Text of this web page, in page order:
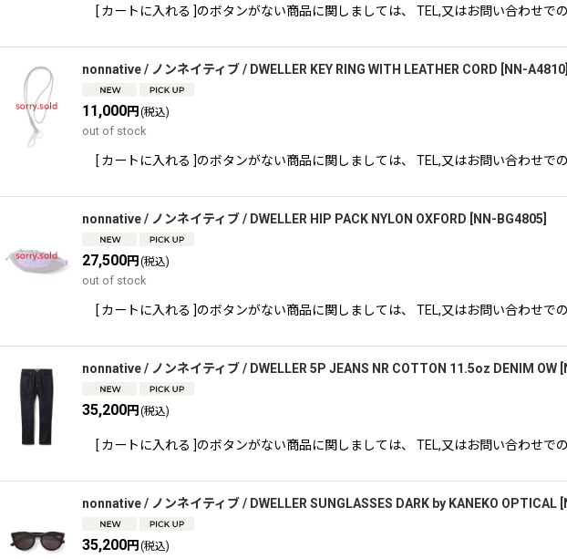
[ カートに入れる ]のボタンがない商品に関しましては、 TEL,又はお問い合わせで
nonnative / ノンネイティブ / DWELLER KEY RING WITH LEATHER CORD NN-A4810
11,000円 (税込)
out of stock
[ カートに入れる ]のボタンがない商品に関しましては、 TEL,又はお問い合わせで
nonnative / ノンネイティブ / DWELLER HIP PACK NYLON OXFORD NN-BG4805
27,500円 (税込)
out of stock
[ カートに入れる ]のボタンがない商品に関しましては、 TEL,又はお問い合わせで
nonnative / ノンネイティブ / DWELLER 5P JEANS NR COTTON 11.5oz DENIM OW
35,200円 (税込)
[ カートに入れる ]のボタンがない商品に関しましては、 TEL,又はお問い合わせで
nonnative / ノンネイティブ / DWELLER SUNGLASSES DARK by KANEKO OPTICAL
35,200円(税込)